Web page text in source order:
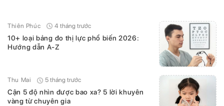
Thiên Phúc 4 tháng trước
10+ loại bảng đo thị lực phổ biến 2026:
Hướng dẫn A-Z
Thu Mai 5 tháng trước
Cận 5 độ nhìn được bao xa? 5 lời khuyên
vàng từ chuyên gia